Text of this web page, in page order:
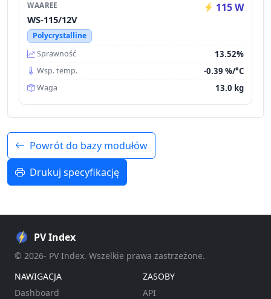
WAAREE 115 W
WS-115/12V
Polycrystalline
Sprawność
13.52%
Wsp. temp. -0.39 %/°C
Waga 13.0 kg
Powrót do bazy modułów
Drukuj specyfikację
PV Index
© 2026- PV Index. Wszelkie prawa zastrzeżone.
NAWIGACJA
Dashboard
ZASOBY
API